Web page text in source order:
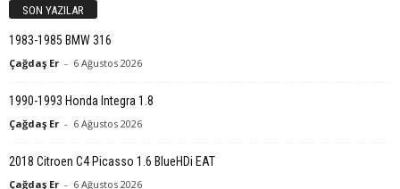
SON YAZILAR
1983-1985 BMW 316
Çağdaş Er - 6 Ağustos 2026
1990-1993 Honda Integra 1.8
Çağdaş Er - 6 Ağustos 2026
2018 Citroen C4 Picasso 1.6 BlueHDi EAT
Çağdaş Er - 6 Ağustos 2026